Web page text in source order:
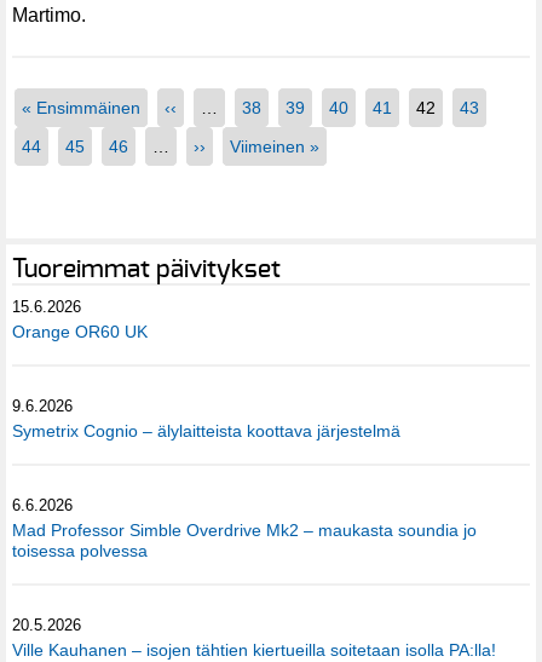
Martimo.
« Ensimmäinen ‹‹ … 38 39 40 41 42
43
44
45 46 … ›› Viimeinen »
Tuoreimmat päivitykset
15.6.2026
Orange OR60 UK
9.6.2026
Symetrix Cognio – älylaitteista koottava järjestelmä
6.6.2026
Mad Professor Simble Overdrive Mk2 – maukasta soundia jo
toisessa polvessa
20.5.2026
Ville Kauhanen – isojen tähtien kiertueilla soitetaan isolla PA:lla!